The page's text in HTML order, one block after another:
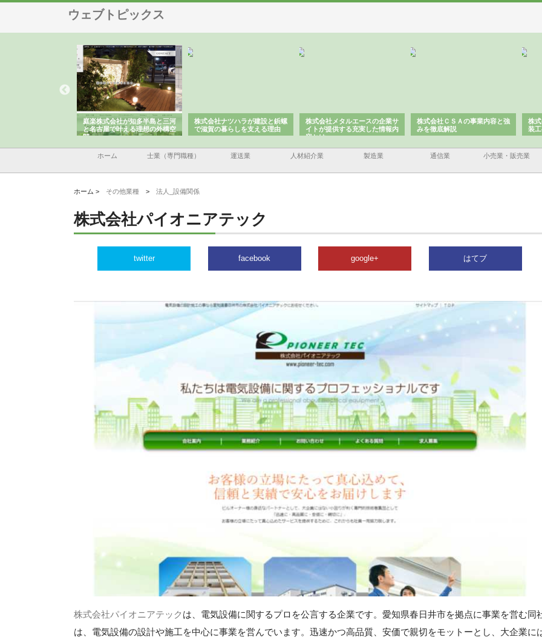
ウェブトピックス
株式会社ナツハラが建設と鋲螺
で滋賀の暮らしを支える理由
株式会社メタルエースの企業サ
イトが提供する充実した情報内
容とは
株式会社ＣＳＡの事業内容と強
みを徹底解説
株式会社山形道路が手がける舗
装工事と土木技術の全容
ホーム 士業（専門職種） 運送業 人材紹介業 製造業 通信業 小売業・販売業
ホーム > その他業種 > 法人_設備関係
株式会社パイオニアテック
twitter facebook google+ はてブ
株式会社パイオニアテック は、電気設備に関するプロを公言する企業です。愛知県春日井市を拠点に事業を営む同
は、電気設備の設計や施工を中心に事業を営んでいます。迅速かつ高品質、安価で親切をモットーとし、大企業に